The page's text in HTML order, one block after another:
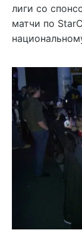
лиги со
матчи по